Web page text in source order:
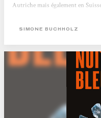
Autriche mais également en
Kumar qui se débat entre ses
SIMONE BUCHHOLZ